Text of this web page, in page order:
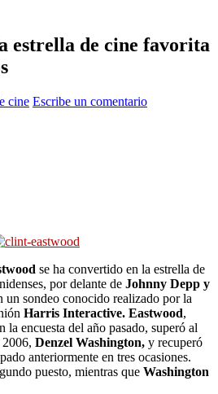
estrella de cine favorita
cine Escribe un comentario
se ha convertido en la estrella de
por delante de Johnny Depp y
un sondeo conocido realizado por la
Harris Interactive. Eastwood,
la encuesta del año pasado, superó al
Denzel Washington, y recuperó
anteriormente en tres ocasiones.
puesto, mientras que Washington